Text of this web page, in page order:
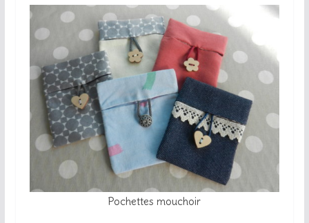
Pochettes mouchoir